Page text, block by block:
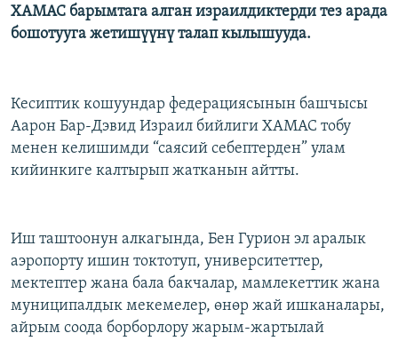
ХАМАС барымтага алган израилдиктерди тез арада
бошотууга жетишүүнү талап кылышууда.
Кесиптик кошуундар федерациясынын башчысы
Аарон Бар-Дэвид Израил бийлиги ХАМАС тобу
менен келишимди “саясий себептерден” улам
кийинкиге калтырып жатканын айтты.
Иш таштоонун алкагында, Бен Гурион эл аралык
аэропорту ишин токтотуп, университеттер,
мектептер жана бала бакчалар, мамлекеттик жана
муниципалдык мекемелер, өнөр жай ишканалары,
айрым соода борборлору жарым-жартылай